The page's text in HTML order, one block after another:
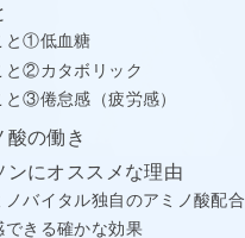
と①低血糖
と②カタボリック
③倦怠感（疲労感）
酸の働き
ンにオススメな理由
バイタル独自のアミノ酸配合
きる確かな効果